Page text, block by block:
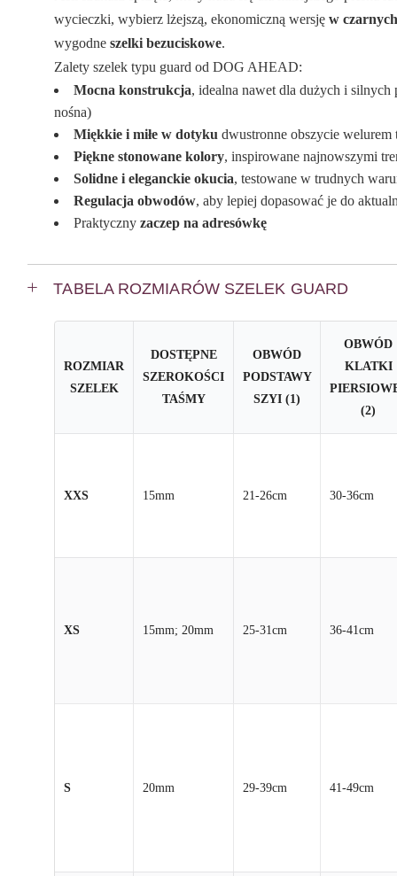
wycieczki, wybierz lżejszą, ekonomiczną wersjęw
wygodneszelki bezuciskowe.
Zalety szelek typu guard od DOG AHEAD:
Mocna konstrukcja, idealna nawet dla dużych i
nośna)
Miękkie i miłe w dotyku dwustronne obszycie
Piękne stonowane kolory, inspirowane najnowszymi
Solidne i eleganckie okucia, testowane w trudnych
Regulacja obwodów, aby lepiej dopasować je do
Praktyczny zaczep na adresówkę
TABELA ROZMIARÓW SZELEK GUARD
ROZMIAR
SZELEK
DOSTĘPNE
SZEROKOŚCI
TAŚMY
OBWÓD
PODSTAWY
SZYI (1)
OBWÓD
KLATKI
(2)
XXS 15mm 21-26cm 30-36cm
XS 15mm; 20mm 25-31cm 36-41cm
S 20mm 29-39cm 41-49cm